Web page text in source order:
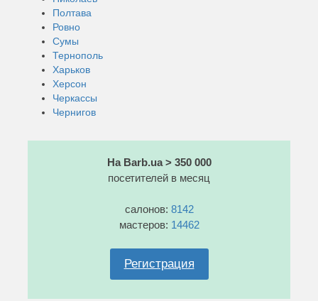
Полтава
Ровно
Сумы
Тернополь
Харьков
Херсон
Черкассы
Чернигов
На Barb.ua > 350 000
посетителей в месяц
салонов: 8142
мастеров: 14462
Регистрация